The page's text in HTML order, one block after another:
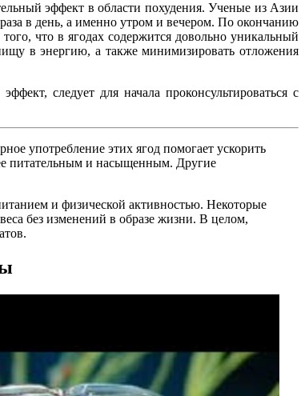
эффект в области похудения. Ученые из Азии
в день, а именно утром и вечером. По окончанию
что в ягодах содержится довольно уникальный
в энергию, а также минимизировать отложения
следует для начала проконсультироваться с
употребление этих ягод помогает ускорить
питательным и насыщенным. Другие
и физической активностью. Некоторые
без изменений в образе жизни. В целом,